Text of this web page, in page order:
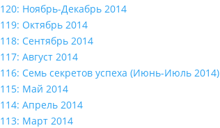
120: Ноябрь-Декабрь 2014
119: Октябрь 2014
118: Сентябрь 2014
117: Август 2014
116: Семь секретов успеха (Июнь-Июль 2014)
115: Май 2014
114: Апрель 2014
113: Март 2014